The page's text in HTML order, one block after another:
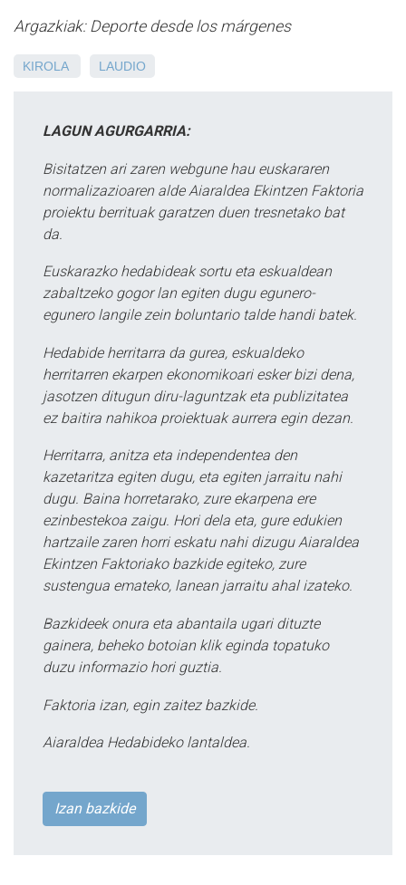
Argazkiak: Deporte desde los márgenes
KIROLA LAUDIO
LAGUN AGURGARRIA:
Bisitatzen ari zaren webgune hau euskararen
normalizazioaren alde Aiaraldea Ekintzen Faktoria
proiektu berrituak garatzen duen tresnetako bat
da.
Euskarazko hedabideak sortu eta eskualdean
zabaltzeko gogor lan egiten dugu egunero-
egunero langile zein boluntario talde handi batek.
Hedabide herritarra da gurea, eskualdeko
herritarren ekarpen ekonomikoari esker bizi dena,
jasotzen ditugun diru-laguntzak eta publizitatea
ez baitira nahikoa proiektuak aurrera egin dezan.
Herritarra, anitza eta independentea den
kazetaritza egiten dugu, eta egiten jarraitu nahi
dugu. Baina horretarako, zure ekarpena ere
ezinbestekoa zaigu. Hori dela eta, gure edukien
hartzaile zaren horri eskatu nahi dizugu Aiaraldea
Ekintzen Faktoriako bazkide egiteko, zure
sustengua emateko, lanean jarraitu ahal izateko.
Bazkideek onura eta abantaila ugari dituzte
gainera, beheko botoian klik eginda topatuko
duzu informazio hori guztia.
Faktoria izan, egin zaitez bazkide.
Aiaraldea Hedabideko lantaldea.
Izan bazkide